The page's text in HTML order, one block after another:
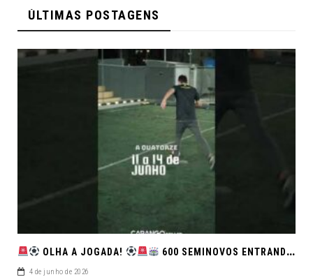
ÚLTIMAS POSTAGENS
OLHA A JOGADA! 600 SEMINOVOS ENTRANDO EM CAMPO NO FEIRÃO DE VERDADE!
4 de junho de 2026